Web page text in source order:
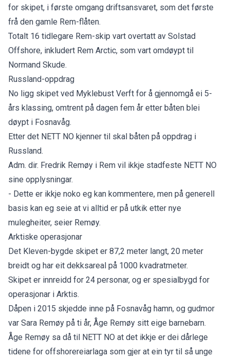
for skipet, i første omgang driftsansvaret, som det første
frå den gamle Rem-flåten.
Totalt 16 tidlegare Rem-skip vart overtatt av Solstad
Offshore, inkludert Rem Arctic, som vart omdøypt til
Normand Skude.
Russland-oppdrag
No ligg skipet ved Myklebust Verft for å gjennomgå ei 5-
års klassing, omtrent på dagen fem år etter båten blei
døypt i Fosnavåg.
Etter det NETT NO kjenner til skal båten på oppdrag i
Russland.
Adm. dir. Fredrik Remøy i Rem vil ikkje stadfeste NETT NO
sine opplysningar.
- Dette er ikkje noko eg kan kommentere, men på generell
basis kan eg seie at vi alltid er på utkik etter nye
mulegheiter, seier Remøy.
Arktiske operasjonar
Det Kleven-bygde skipet er 87,2 meter langt, 20 meter
breidt og har eit dekksareal på 1000 kvadratmeter.
Skipet er innreidd for 24 personar, og er spesialbygd for
operasjonar i Arktis.
Dåpen i 2015 skjedde inne på Fosnavåg hamn, og gudmor
var Sara Remøy på ti år, Åge Remøy sitt eige barnebarn.
Åge Remøy sa då til NETT NO at det ikkje er dei dårlege
tidene for offshorereiarlaga som gjer at ein tyr til så unge